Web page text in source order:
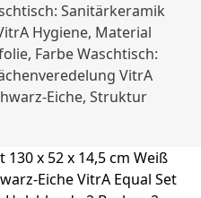
Sanitärkeramik
Hygiene, Material
Farbe Waschtisch:
VitrA
Eiche, Struktur